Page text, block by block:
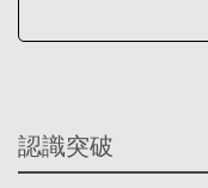
認識突破